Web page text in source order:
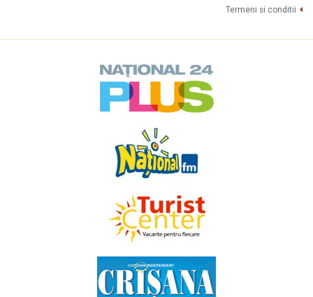
Termeni si conditii